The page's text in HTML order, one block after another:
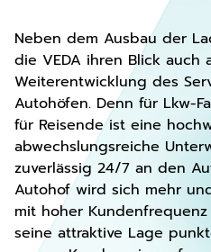
Neben dem Ausbau der
die VEDA ihren Blick
Weiterentwicklung des
Autohöfen. Denn für Lkw-
für Reisende ist eine
abwechslungsreiche
zuverlässig 24/7 an den
Autohof wird sich mehr
mit hoher
seine attraktive Lage